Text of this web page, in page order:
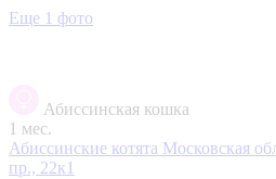
Еще 1 фото
Абиссинская кошка
1 мес.
Абиссинские котята Московская
пр., 22к1